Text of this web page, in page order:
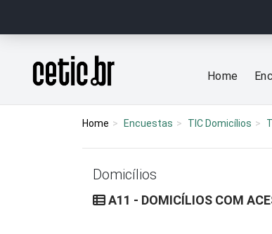
Página inicial
Home
Home Encuestas TIC Domicílios
Domicílios
A11 - DOMICÍLIOS COM